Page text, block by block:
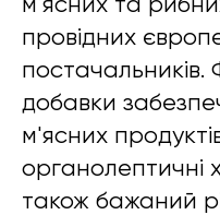
м'ясних та
провідних
постачальників.
добавки
м'ясних
органолептичні
також бажаний